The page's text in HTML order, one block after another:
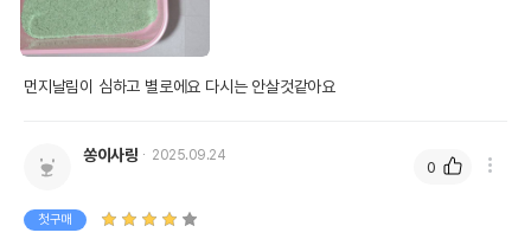
먼지날림이 심하고 별로에요 다시는 안살것같아요
쏭이사랑 2025.09.24
첫구매
0